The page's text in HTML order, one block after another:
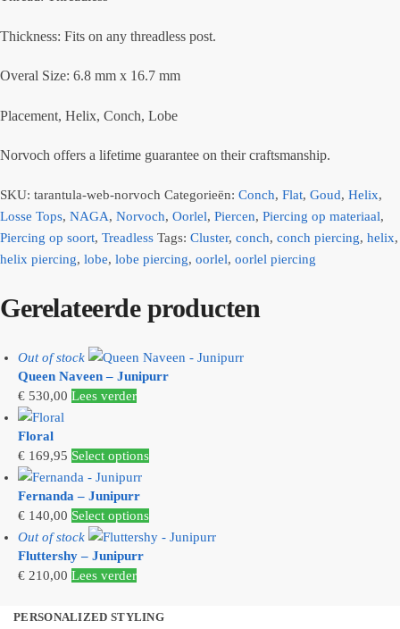
Thickness: Fits on any threadless post.
Overal Size: 6.8 mm x 16.7 mm
Placement, Helix, Conch, Lobe
Norvoch offers a lifetime guarantee on their craftsmanship.
SKU: tarantula-web-norvoch Categorieën: Conch, Flat, Goud, Helix,
Losse Tops, NAGA, Norvoch, Oorlel, Piercen, Piercing op materiaal,
Piercing op soort, Treadless Tags: Cluster, conch, conch piercing, helix,
helix piercing, lobe, lobe piercing, oorlel, oorlel piercing
Gerelateerde producten
Out of stock
Queen Naveen – Junipurr
€ 530,00 Lees verder
Floral
€ 169,95 Select options
Fernanda – Junipurr
€ 140,00 Select options
Out of stock
Fluttershy – Junipurr
€ 210,00 Lees verder
PERSONALIZED STYLING